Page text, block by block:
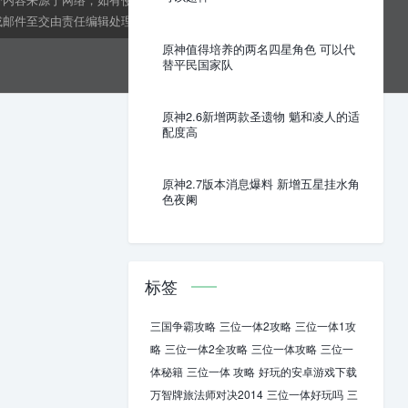
原神值得培养的两名四星角色 可以代
替平民国家队
原神2.6新增两款圣遗物 魈和凌人的适
配度高
原神2.7版本消息爆料 新增五星挂水角
色夜阑
标签
三国争霸攻略 三位一体2攻略 三位一体1攻
略 三位一体2全攻略 三位一体攻略 三位一
体秘籍 三位一体 攻略 好玩的安卓游戏下载
万智牌旅法师对决2014 三位一体好玩吗 三
件至交由责任编辑处理。kens24dft@hotmail.com